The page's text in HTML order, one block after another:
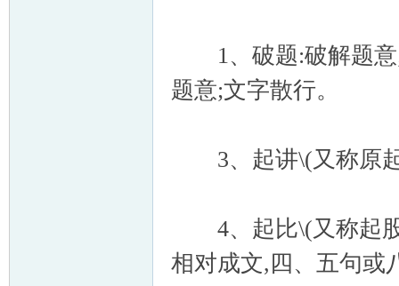
1、破题:破解题意;
题意;文字散行。
3、起讲\(又称原起
4、起比\(又称起股
相对成文,四、五句或